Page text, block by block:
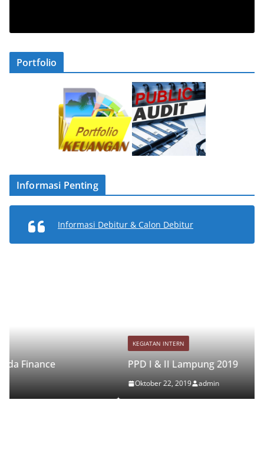
Portfolio
Informasi Penting
Informasi Debitur & Calon Debitur
PPD I & II Lampung 2019
admin